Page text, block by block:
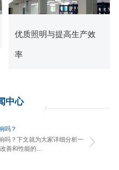
查看更多
优质照明与提高生产效
率
中心
吗？
吗？下文就为大家详细分析一
善和性能的…